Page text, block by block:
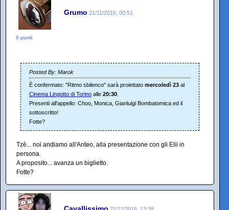
Grumo 21/11/2016, 00:51
0 punti
Posted By: Marok
È confermato: "Ritmo sbilenco" sarà proiettato mercoledì 23 al
Cinema Lingotto di Torino alle 20:30
Presenti all'appello: Choo, Monica, Gianluigi Bombatomica ed il
sottoscritto!
Fotte?
Tzè... noi andiamo all'Anteo, alla presentazione con gli Elii in
persona.
A proposito... avanza un biglietto.
Fotte?
Cavallissimo